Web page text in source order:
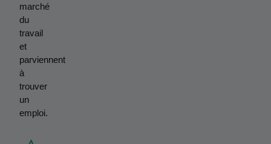
marché
du
travail
et
parviennent
à
trouver
un
emploi.